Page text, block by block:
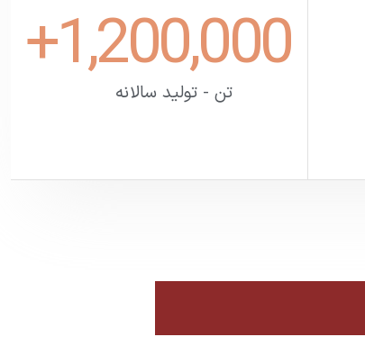
1,200,000
+
تن - تولید سالانه